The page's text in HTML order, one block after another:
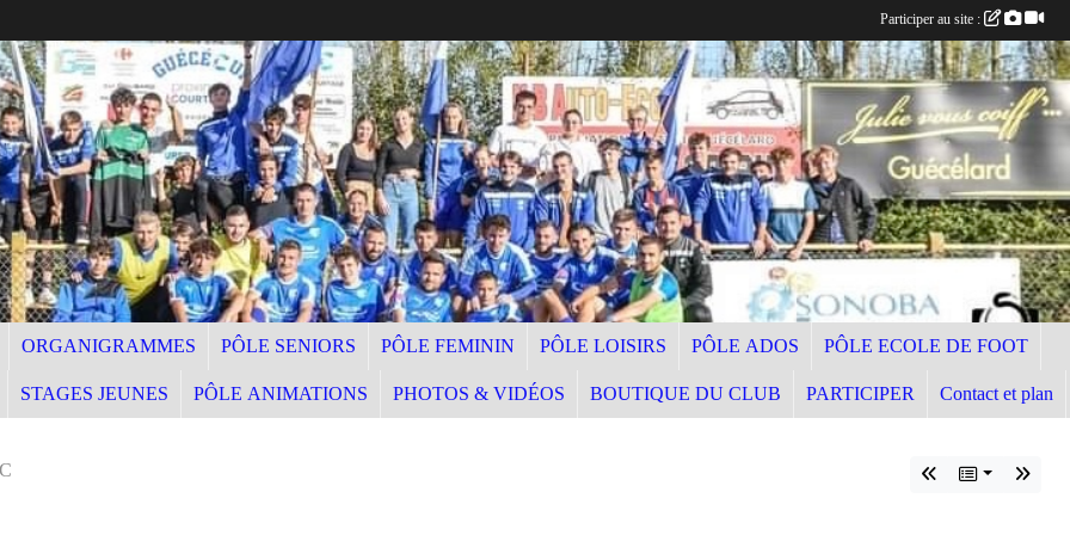
ORGANIGRAMMES PÔLE SENIORS PÔLE FEMININ PÔLE LOISIRS PÔLE ADOS PÔLE ECOLE DE FOOT
STAGES JEUNES PÔLE ANIMATIONS PHOTOS & VIDÉOS BOUTIQUE DU CLUB PARTICIPER Contact et plan
Participer au site :